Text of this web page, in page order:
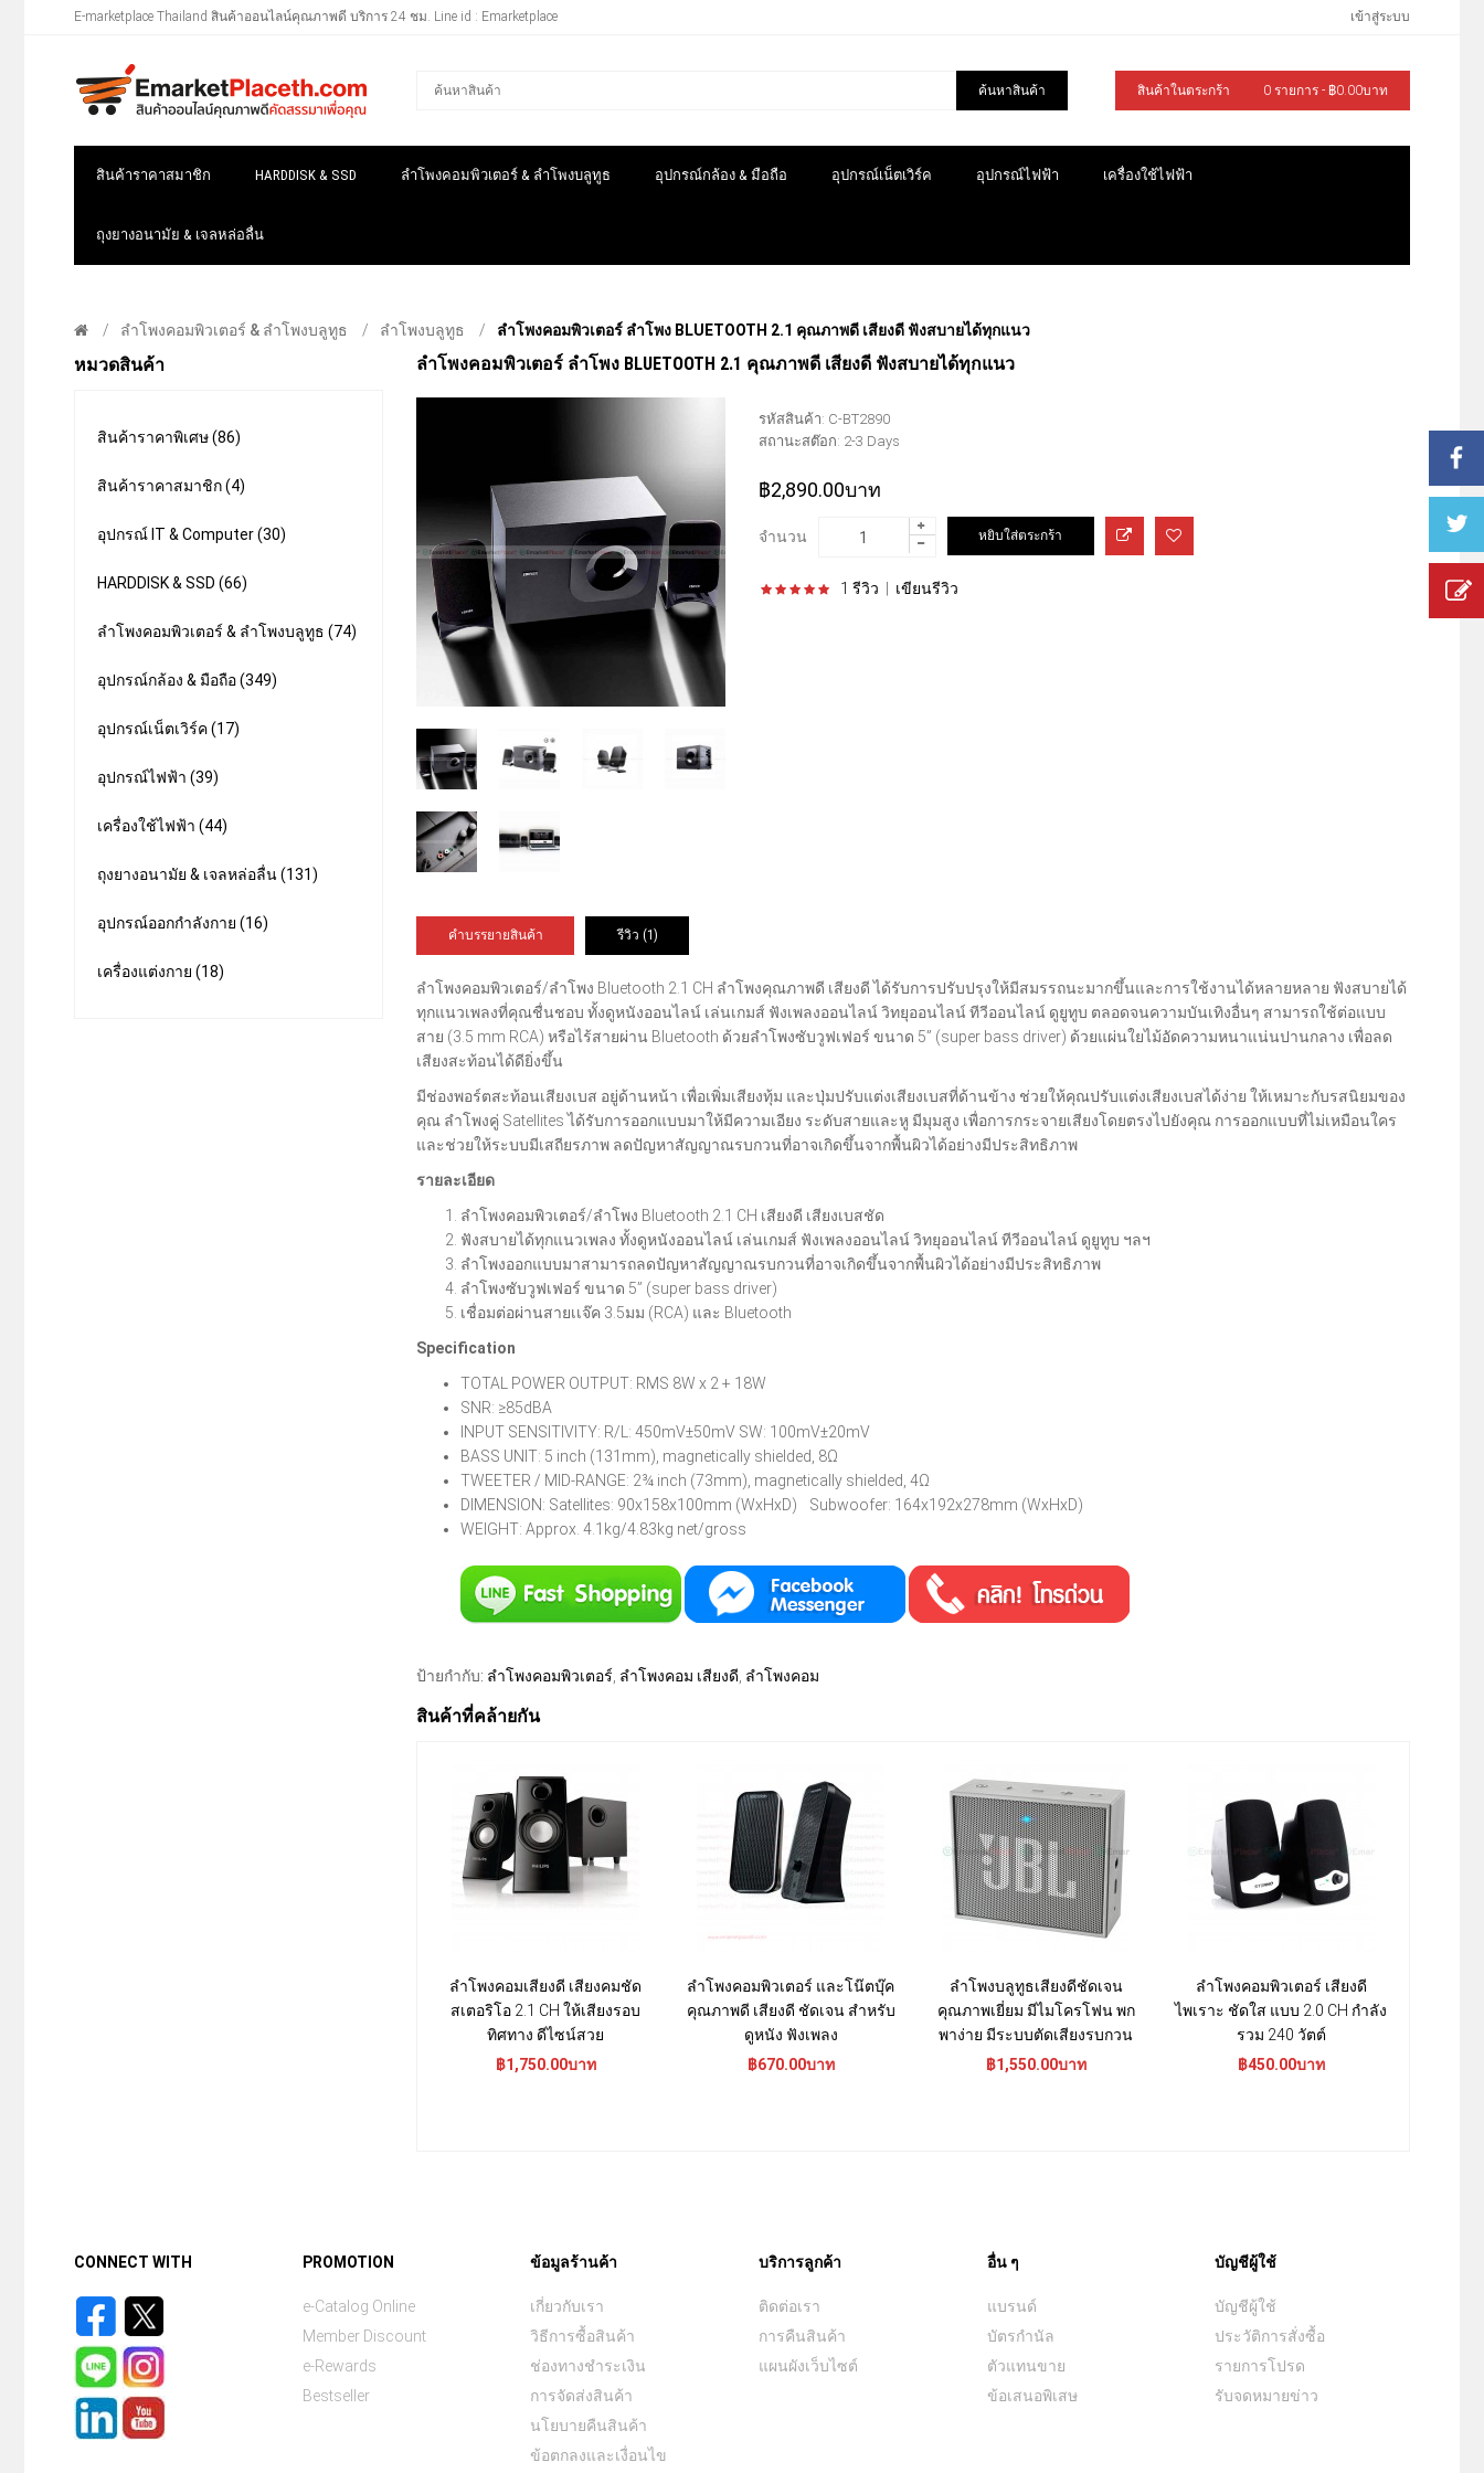
E-marketplace Thailand สินค้าออนไลน์คุณภาพดี บริการ 24 ชม. Line id : Emarketplace เข้าสู่ระบบ
ค้นหาสินค้า สินค้าในตระกร้า 0 รายการ - ฿0.00บาท
สินค้าราคาสมาชิก HARDDISK & SSD ลำโพงคอมพิวเตอร์ & ลำโพงบลูทูธ อุปกรณ์กล้อง & มือถือ อุปกรณ์เน็ตเวิร์ค อุปกรณ์ไฟฟ้า เครื่องใช้ไฟฟ้า
ถุงยางอนามัย & เจลหล่อลื่น
ลำโพงคอมพิวเตอร์ & ลำโพงบลูทูธ ลำโพงบลูทูธ ลำโพงคอมพิวเตอร์ ลำโพง BLUETOOTH 2.1 คุณภาพดี เสียงดี ฟังสบายได้ทุกแนว
หมวดสินค้า
สินค้าราคาพิเศษ (86)
สินค้าราคาสมาชิก (4)
อุปกรณ์ IT & Computer (30)
HARDDISK & SSD (66)
ลำโพงคอมพิวเตอร์ & ลำโพงบลูทูธ (74)
อุปกรณ์กล้อง & มือถือ (349)
อุปกรณ์เน็ตเวิร์ค (17)
อุปกรณ์ไฟฟ้า (39)
เครื่องใช้ไฟฟ้า (44)
ถุงยางอนามัย & เจลหล่อลื่น (131)
อุปกรณ์ออกกำลังกาย (16)
เครื่องแต่งกาย (18)
ลำโพงคอมพิวเตอร์ ลำโพง BLUETOOTH 2.1 คุณภาพดี เสียงดี ฟังสบายได้ทุกแนว
รหัสสินค้า: C-BT2890
สถานะสต๊อก: 2-3 Days
฿2,890.00บาท
จำนวน
1 รีวิว เขียนรีวิว
คำบรรยายสินค้า รีวิว (1)
ลำโพงคอมพิวเตอร์/ลำโพง Bluetooth 2.1 CH ลำโพงคุณภาพดี เสียงดี ได้รับการปรับปรุงให้มีสมรรถนะมากขึ้นและการใช้งานได้หลายหลาย ฟังสบายได้
ทุกแนวเพลงที่คุณชื่นชอบ ทั้งดูหนังออนไลน์ เล่นเกมส์ ฟังเพลงออนไลน์ วิทยุออนไลน์ ทีวีออนไลน์ ดูยูทูบ ตลอดจนความบันเทิงอื่นๆ สามารถใช้ต่อแบบ
สาย (3.5 mm RCA) หรือไร้สายผ่าน Bluetooth ด้วยลำโพงซับวูฟเฟอร์ ขนาด 5” (super bass driver) ด้วยแผ่นใยไม้อัดความหนาแน่นปานกลาง เพื่อลด
เสียงสะท้อนได้ดียิ่งขึ้น
มีช่องพอร์ตสะท้อนเสียงเบส อยู่ด้านหน้า เพื่อเพิ่มเสียงทุ้ม และปุ่มปรับแต่งเสียงเบสที่ด้านข้าง ช่วยให้คุณปรับแต่งเสียงเบสได้ง่าย ให้เหมาะกับรสนิยมของ
คุณ ลำโพงคู่ Satellites ได้รับการออกแบบมาให้มีความเอียง ระดับสายและหู มีมุมสูง เพื่อการกระจายเสียงโดยตรงไปยังคุณ การออกแบบที่ไม่เหมือนใคร
และช่วยให้ระบบมีเสถียรภาพ ลดปัญหาสัญญาณรบกวนที่อาจเกิดขึ้นจากพื้นผิวได้อย่างมีประสิทธิภาพ
รายละเอียด
ลำโพงคอมพิวเตอร์/ลำโพง Bluetooth 2.1 CH เสียงดี เสียงเบสชัด
ฟังสบายได้ทุกแนวเพลง ทั้งดูหนังออนไลน์ เล่นเกมส์ ฟังเพลงออนไลน์ วิทยุออนไลน์ ทีวีออนไลน์ ดูยูทูบ ฯลฯ
ลำโพงออกแบบมาสามารถลดปัญหาสัญญาณรบกวนที่อาจเกิดขึ้นจากพื้นผิวได้อย่างมีประสิทธิภาพ
ลำโพงซับวูฟเฟอร์ ขนาด 5” (super bass driver)
เชื่อมต่อผ่านสายเเจ๊ค 3.5มม (RCA) และ Bluetooth
Specification
TOTAL POWER OUTPUT: RMS 8W x 2 + 18W
SNR: ≥85dBA
INPUT SENSITIVITY: R/L: 450mV±50mV SW: 100mV±20mV
BASS UNIT: 5 inch (131mm), magnetically shielded, 8Ω
TWEETER / MID-RANGE: 2¾ inch (73mm), magnetically shielded, 4Ω
DIMENSION: Satellites: 90x158x100mm (WxHxD) Subwoofer: 164x192x278mm (WxHxD)
WEIGHT: Approx. 4.1kg/4.83kg net/gross
ป้ายกำกับ: ลำโพงคอมพิวเตอร์ ลำโพงคอม เสียงดี ลำโพงคอม
สินค้าที่คล้ายกัน
ลำโพงคอมเสียงดี เสียงคมชัด
สเตอริโอ 2.1 CH ให้เสียงรอบ
ทิศทาง ดีไซน์สวย
฿1,750.00บาท
ลำโพงคอมพิวเตอร์ และโน๊ตบุ๊ค
คุณภาพดี เสียงดี ชัดเจน สำหรับ
ดูหนัง ฟังเพลง
฿670.00บาท
ลำโพงบลูทูธเสียงดีชัดเจน
คุณภาพเยี่ยม มีไมโครโฟน พก
พาง่าย มีระบบตัดเสียงรบกวน
฿1,550.00บาท
ลำโพงคอมพิวเตอร์ เสียงดี
ไพเราะ ชัดใส แบบ 2.0 CH กำลัง
รวม 240 วัตต์
฿450.00บาท
CONNECT WITH PROMOTION
e-Catalog Online
Member Discount
e-Rewards
Bestseller
ข้อมูลร้านค้า
เกี่ยวกับเรา
วิธีการซื้อสินค้า
ช่องทางชำระเงิน
การจัดส่งสินค้า
นโยบายคืนสินค้า
ข้อตกลงและเงื่อนไข
บริการลูกค้า
ติดต่อเรา
การคืนสินค้า
แผนผังเว็บไซต์
อื่น ๆ
แบรนด์
บัตรกำนัล
ตัวแทนขาย
ข้อเสนอพิเสษ
บัญชีผู้ใช้
บัญชีผู้ใช้
ประวัติการสั่งซื้อ
รายการโปรด
รับจดหมายข่าว